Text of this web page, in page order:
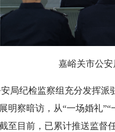
嘉峪关市公安
纪检监察组充分发挥派驻
明察暗访，从“一场婚礼
至目前，已累计推送监督